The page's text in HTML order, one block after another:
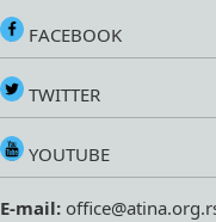
FACEBOOK
TWITTER
YOUTUBE
E-mail: